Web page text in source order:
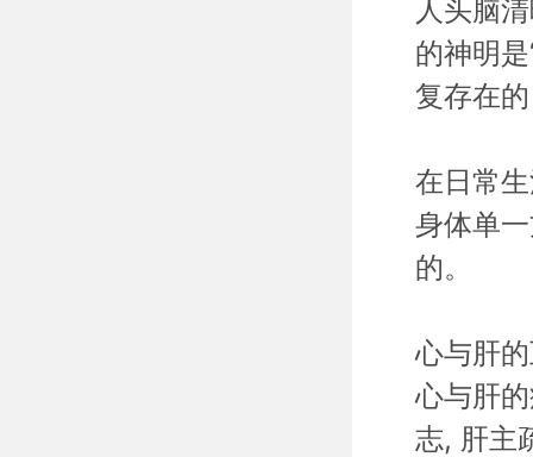
人头脑
的神明
复存在
在日常
身体单
的。
心与肝
心与肝
志, 肝主